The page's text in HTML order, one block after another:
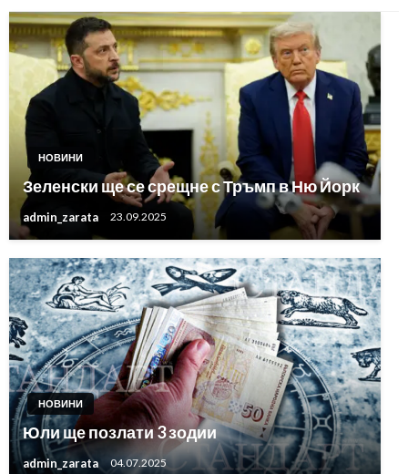
НОВИНИ
Зеленски ще се срещне с Тръмп в Ню Йорк
admin_zarata 23.09.2025
НОВИНИ
Юли ще позлати 3 зодии
admin_zarata 04.07.2025